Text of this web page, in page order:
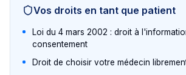
Vos droits en tant que patient
Loi du 4 mars 2002 : droit à
consentement
Droit de choisir votre médecin